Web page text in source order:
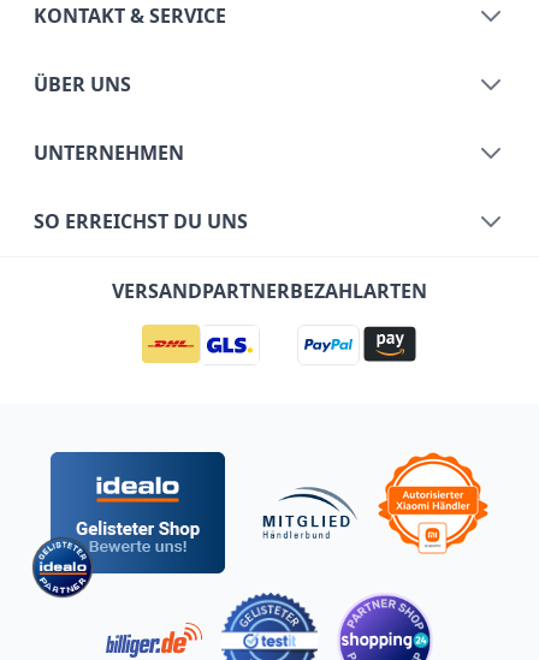
KONTAKT & SERVICE
ÜBER UNS
UNTERNEHMEN
SO ERREICHST DU UNS
VERSANDPARTNERBEZAHLARTEN